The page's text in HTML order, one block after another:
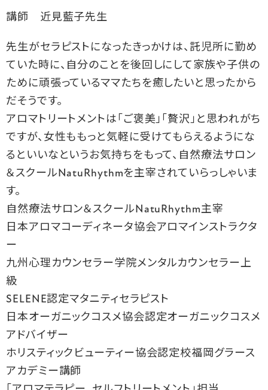
講師 近見藍子先生
先生がセラピストになったきっかけは、託児所に勤め
ていた時に、自分のことを後回しにして家族や子供の
ために頑張っているママたちを癒したいと思ったから
だそうです。
アロマトリートメントは「ご褒美」「贅沢」と思われがち
ですが、女性ももっと気軽に受けてもらえるようにな
るといいなというお気持ちをもって、自然療法サロン
＆スクールNatuRhythmを主宰されていらっしゃいま
す。
自然療法サロン＆スクールNatuRhythm主宰
日本アロマコーディネータ協会アロマインストラクタ
ー
九州心理カウンセラー学院メンタルカウンセラー上
級
SELENE認定マタニティセラピスト
日本オーガニックコスメ協会認定オーガニックコスメ
アドバイザー
ホリスティックビューティー協会認定校福岡グラース
アカデミー講師